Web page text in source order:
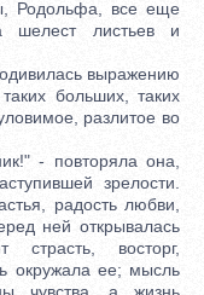
Родольфа, все еще
шелест листьев и
выражению
больших, таких
разлитое во
- повторяла она,
зрелости.
радость любви,
ней открывалась
страсть, восторг,
окружала ее; мысль
чувства, а жизнь